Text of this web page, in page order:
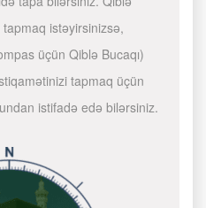
istəyirsinizsə,
üçün Qiblə Bucaqı)
tapmaq üçün
istifadə edə bilərsiniz.